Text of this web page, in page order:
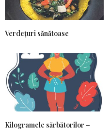
Verdețuri sănătoase
Kilogramele sărbătorilor –